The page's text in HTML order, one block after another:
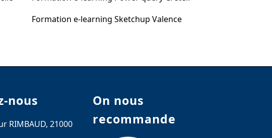
Formation e-learning Sketchup Valence
nous
RIMBAUD, 21000
On nous
recommande